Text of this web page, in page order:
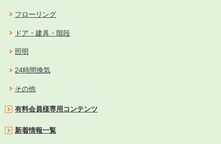
フローリング
ドア・建具・階段
照明
24時間換気
その他
有料会員様専用コンテンツ
新着情報一覧